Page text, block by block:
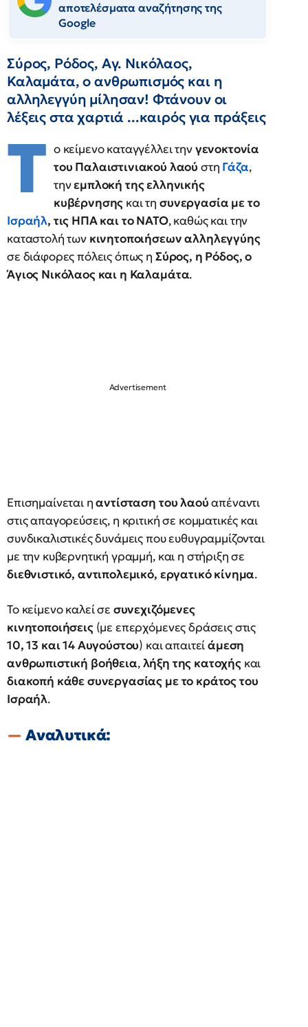
αποτελέσματα αναζήτησης της
Google
Σύρος, Ρόδος, Αγ. Νικόλαος,
Καλαμάτα, ο ανθρωπισμός και η
αλληλεγγύη μίλησαν! Φτάνουν οι
λέξεις στα χαρτιά ...καιρός για πράξεις
Τ ο κείμενο καταγγέλλει τηνγενοκτονία
του Παλαιστινιακού λαού στη Γάζα,
τηνεμπλοκή της ελληνικής
κυβέρνησης και τη συνεργασία με το
Ισραήλ, τις ΗΠΑ και το ΝΑΤΟ, καθώς και την
καταστολή των κινητοποιήσεων αλληλεγγύης
σε διάφορες πόλεις όπως η Σύρος, η Ρόδος, ο
Άγιος Νικόλαος και η Καλαμάτα.
Επισημαίνεται ηαντίσταση του λαούαπέναντι
στις απαγορεύσεις, η κριτική σε κομματικές και
συνδικαλιστικές δυνάμεις που ευθυγραμμίζονται
με την κυβερνητική γραμμή, και η στήριξη σε
διεθνιστικό, αντιπολεμικό, εργατικό κίνημα.
Το κείμενο καλεί σε συνεχιζόμενες
κινητοποιήσεις(με επερχόμενες δράσεις στις
10, 13 και 14 Αυγούστου) και απαιτείάμεση
ανθρωπιστική βοήθεια,λήξη της κατοχήςκαι
διακοπή κάθε συνεργασίας με το κράτος του
Ισραήλ.
Αναλυτικά: